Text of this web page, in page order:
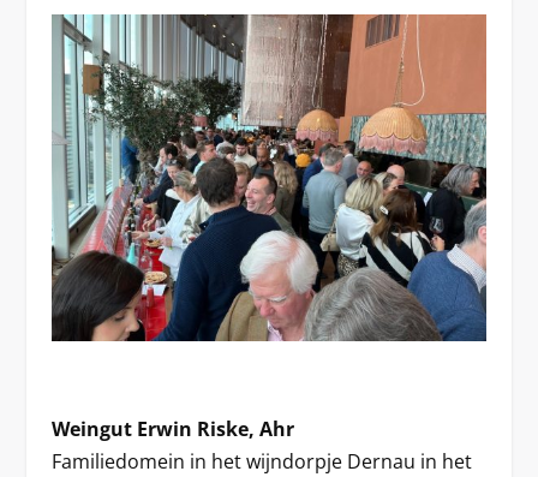
Weingut Erwin Riske, Ahr
Familiedomein in het wijndorpje Dernau in het